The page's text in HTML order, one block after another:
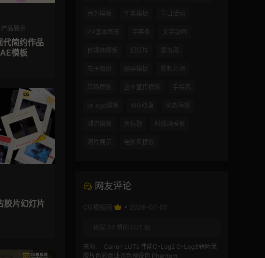
产品展示
代简约作品
模板
胶片幻灯片
商务模板 字幕模板 节日活动
PR基本图形 字幕条 文字动画
自媒体模板 幻灯片 复古风
电子相册 竖屏模板 视频开场
转场模板 企业宣传模板 手绘风
pr logo模板 MG动画 动态海报
潮流模板 大标题 科技风模板
照片展示 电影风模板
网友评论
CG模板网 • 2026-07-05
这是 33 格的 LUT 包
来源：
Canon LUTs 佳能C-Log2 C-Log3转阿莱
胶片色彩商业调色预设包 Phantom